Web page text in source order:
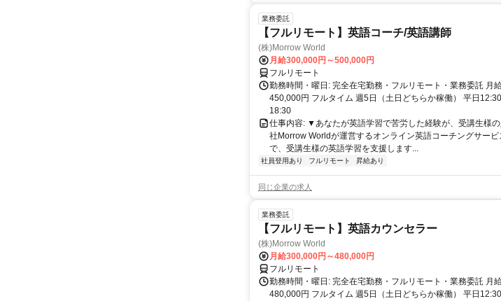
業務委託
【フルリモート】英語コーチ/英語講師
(株)Morrow World
月給300,000円～500,000円
フルリモート
勤務時間・曜日: 完全在宅勤務・フルリモート・業務委託 月
450,000円 フルタイム 週5日（土日どちらか稼働） 平日
18:30
仕事内容: ▼あなたが英語学習で苦労した経験が、受講生様
社Morrow Worldが運営するオンライン英語コーチングサービ
で、受講生様の英語学習を支援します...
社員登用あり フルリモート 昇給あり
同じ企業の求人
業務委託
【フルリモート】英語カウンセラー
(株)Morrow World
月給300,000円～480,000円
フルリモート
勤務時間・曜日: 完全在宅勤務・フルリモート・業務委託 月
480,000円 フルタイム 週5日（土日どちらか稼働） 平日